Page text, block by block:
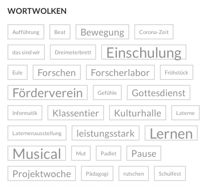
WORTWOLKEN
Aufführung Beat Bewegung Corona-Zeit
das sind wir Dreimeterbrett Einschulung
Eule Forschen Forscherlabor Frühstück
Förderverein Gefühle Gottesdienst
Informatik Klassentier Kulturhalle Laterne
Laternenausstellung leistungsstark
Lernen
Musical
Mut Padlet
Pause
Projektwoche
Pädagogi rutschen Schulfest